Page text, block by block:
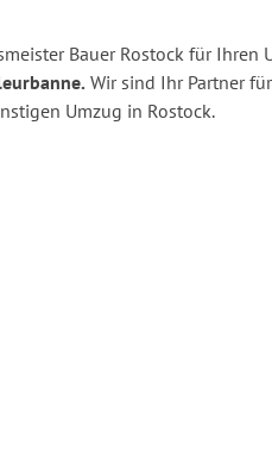
Bauer Rostock für Ihren
Wir sind Ihr Partner
Umzug in Rostock.